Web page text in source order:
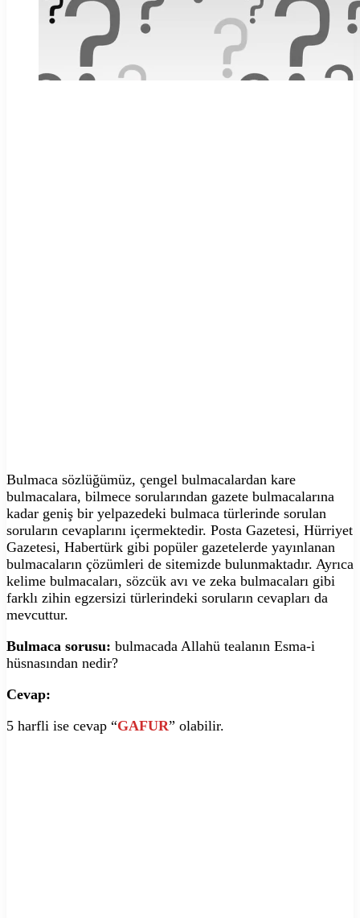
Bulmaca sözlüğümüz, çengel bulmacalardan kare
bulmacalara, bilmece sorularından gazete bulmacalarına
kadar geniş bir yelpazedeki bulmaca türlerinde sorulan
soruların cevaplarını içermektedir. Posta Gazetesi, Hürriyet
Gazetesi, Habertürk gibi popüler gazetelerde yayınlanan
bulmacaların çözümleri de sitemizde bulunmaktadır. Ayrıca
kelime bulmacaları, sözcük avı ve zeka bulmacaları gibi
farklı zihin egzersizi türlerindeki soruların cevapları da
mevcuttur.
Bulmaca sorusu: bulmacada Allahü tealanın Esma-i
hüsnasından nedir?
Cevap:
5 harfli ise cevap “GAFUR” olabilir.